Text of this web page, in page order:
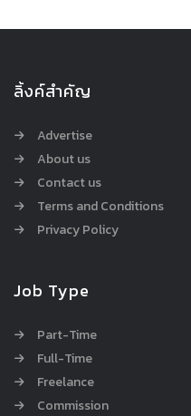
ลิ้งค์สำคัญ
Advertise
About us
Contact us
Terms and Conditions
Privacy Policy
Job Type
Part-Time
Full-Time
Freelance
Commission